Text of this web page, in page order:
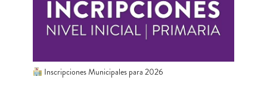
Inscripciones Municipales para 2026